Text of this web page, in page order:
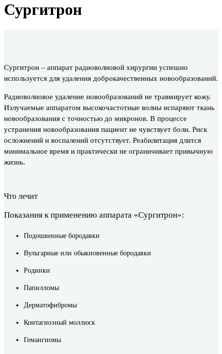
Сургитрон
Сургитрон – аппарат радиоволновой хирургии успешно
используется для удаления доброкачественных новообразований.
Радиоволновое удаление новообразований не травмирует кожу.
Излучаемые аппаратом высокочастотные волны испаряют ткань
новообразования с точностью до микронов. В процессе
устранения новообразования пациент не чувствует боли. Риск
осложнений и воспалений отсутствует. Реабилитация длится
минимальное время и практически не ограничивает привычную
жизнь.
Что лечит
Показания к применению аппарата «Сургитрон»:
Подошвенные бородавки
Вульгарные или обыкновенные бородавки
Родинки
Папилломы
Дерматофибромы
Контагиозный моллюск
Гемангиомы